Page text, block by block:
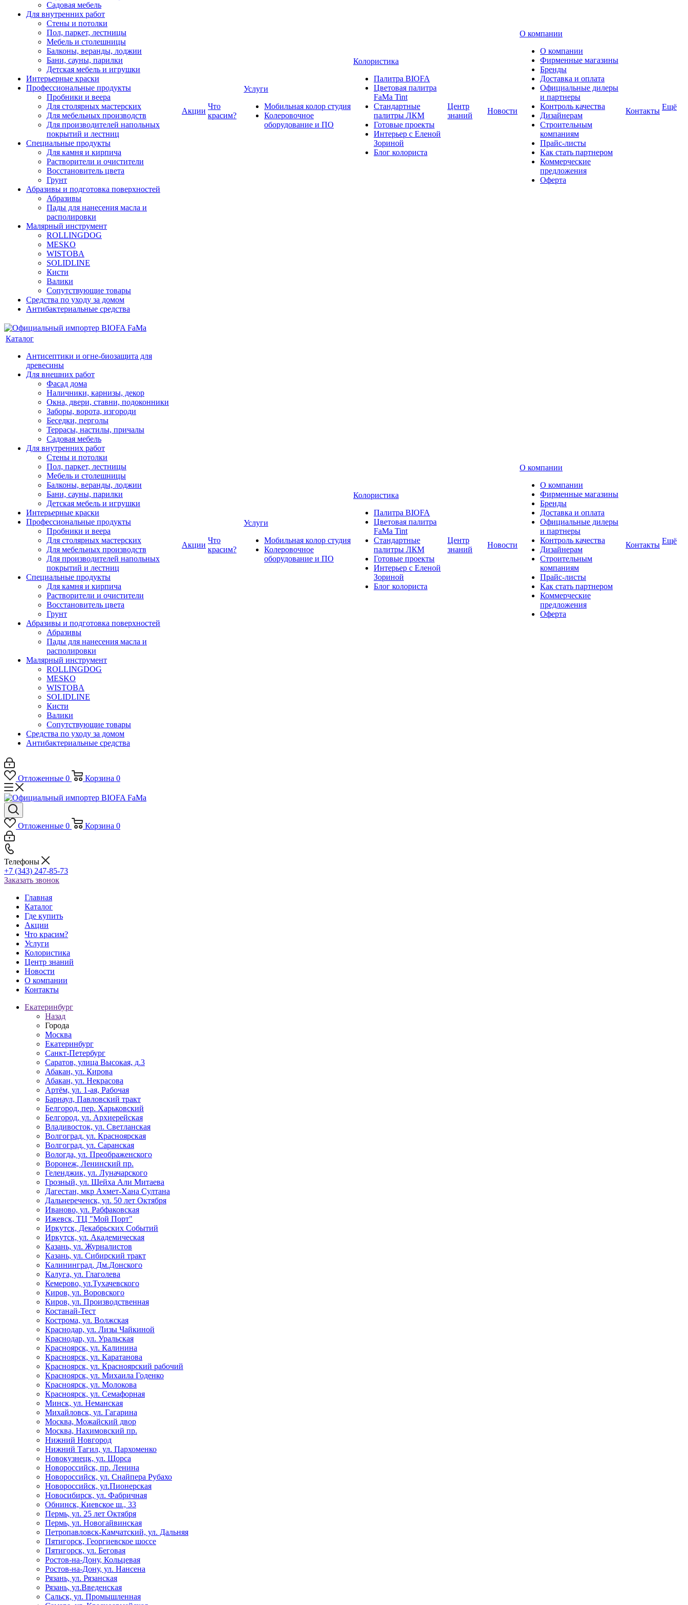
Садовая мебель
Для внутренних работ
Стены и потолки
Пол, паркет, лестницы
Мебель и столешницы
Балконы, веранды, лоджии
Бани, сауны, парилки
Детская мебель и игрушки
Интерьерные краски
Профессиональные продукты
Пробники и веера
Для столярных мастерских
Для мебельных производств
Для производителей напольных
покрытий и лестниц
Специальные продукты
Для камня и кирпича
Растворители и очистители
Восстановитель цвета
Грунт
Абразивы и подготовка поверхностей
Абразивы
Пады для нанесения масла и
располировки
Малярный инструмент
ROLLINGDOG
MESKO
WISTOBA
SOLIDLINE
Кисти
Валики
Сопутствующие товары
Средства по уходу за домом
Антибактериальные средства
Акции
Что
красим?
Услуги
Мобильная колор студия
Колеровочное
оборудование и ПО
Колористика
Палитра BIOFA
Цветовая палитра
FaMa Tint
Стандартные
палитры ЛКМ
Готовые проекты
Интерьер с Еленой
Зориной
Блог колориста
Центр
знаний
Новости
О компании
О компании
Фирменные магазины
Бренды
Доставка и оплата
Официальные дилеры
и партнеры
Контроль качества
Дизайнерам
Строительным
компаниям
Прайс-листы
Как стать партнером
Коммерческие
предложения
Оферта
Контакты Ещё
Каталог
Антисептики и огне-биозащита для
древесины
Для внешних работ
Фасад дома
Наличники, карнизы, декор
Окна, двери, ставни, подоконники
Заборы, ворота, изгороди
Беседки, перголы
Террасы, настилы, причалы
Садовая мебель
Для внутренних работ
Стены и потолки
Пол, паркет, лестницы
Мебель и столешницы
Балконы, веранды, лоджии
Бани, сауны, парилки
Детская мебель и игрушки
Интерьерные краски
Профессиональные продукты
Пробники и веера
Для столярных мастерских
Для мебельных производств
Для производителей напольных
покрытий и лестниц
Специальные продукты
Для камня и кирпича
Растворители и очистители
Восстановитель цвета
Грунт
Абразивы и подготовка поверхностей
Абразивы
Пады для нанесения масла и
располировки
Малярный инструмент
ROLLINGDOG
MESKO
WISTOBA
SOLIDLINE
Кисти
Валики
Сопутствующие товары
Средства по уходу за домом
Антибактериальные средства
Акции
Что
красим?
Услуги
Мобильная колор студия
Колеровочное
оборудование и ПО
Колористика
Палитра BIOFA
Цветовая палитра
FaMa Tint
Стандартные
палитры ЛКМ
Готовые проекты
Интерьер с Еленой
Зориной
Блог колориста
Центр
знаний
Новости
О компании
О компании
Фирменные магазины
Бренды
Доставка и оплата
Официальные дилеры
и партнеры
Контроль качества
Дизайнерам
Строительным
компаниям
Прайс-листы
Как стать партнером
Коммерческие
предложения
Оферта
Контакты Ещё
Отложенные 0 Корзина 0
Отложенные 0 Корзина 0
Телефоны
+7 (343) 247-85-73
Заказать звонок
Главная
Каталог
Где купить
Акции
Что красим?
Услуги
Колористика
Центр знаний
Новости
О компании
Контакты
Екатеринбург
Назад
Города
Москва
Екатеринбург
Санкт-Петербург
Саратов, улица Высокая, д.3
Абакан, ул. Кирова
Абакан, ул. Некрасова
Артём, ул. 1-ая, Рабочая
Барнаул, Павловский тракт
Белгород, пер. Харьковский
Белгород, ул. Архиерейская
Владивосток, ул. Светланская
Волгоград, ул. Красноярская
Волгоград, ул. Саранская
Вологда, ул. Преображенского
Воронеж, Ленинский пр.
Геленджик, ул. Луначарского
Грозный, ул. Шейха Али Митаева
Дагестан, мкр Ахмет-Хана Султана
Дальнереченск, ул. 50 лет Октября
Иваново, ул. Рабфаковская
Ижевск, ТЦ "Мой Порт"
Иркутск, Декабрьских Событий
Иркутск, ул. Академическая
Казань, ул. Журналистов
Казань, ул. Сибирский тракт
Калининград, Дм.Донского
Калуга, ул. Глаголева
Кемерово, ул.Тухачевского
Киров, ул. Воровского
Киров, ул. Производственная
Костанай-Тест
Кострома, ул. Волжская
Краснодар, ул. Лизы Чайкиной
Краснодар, ул. Уральская
Красноярск, ул. Калинина
Красноярск, ул. Каратанова
Красноярск, ул. Красноярский рабочий
Красноярск, ул. Михаила Годенко
Красноярск, ул. Молокова
Красноярск, ул. Семафорная
Минск, ул. Неманская
Михайловск, ул. Гагарина
Москва, Можайский двор
Москва, Нахимовский пр.
Нижний Новгород
Нижний Тагил, ул. Пархоменко
Новокузнецк, ул. Щорса
Новороссийск, пр. Ленина
Новороссийск, ул. Снайпера Рубахо
Новороссийск, ул.Пионерская
Новосибирск, ул. Фабричная
Обнинск, Киевское ш., 33
Пермь, ул. 25 лет Октября
Пермь, ул. Новогайвинская
Петропавловск-Камчатский, ул. Дальняя
Пятигорск, Георгиевское шоссе
Пятигорск, ул. Беговая
Ростов-на-Дону, Кольцевая
Ростов-на-Дону, ул. Нансена
Рязань, ул. Рязанская
Рязань, ул.Введенская
Сальск, ул. Промышленная